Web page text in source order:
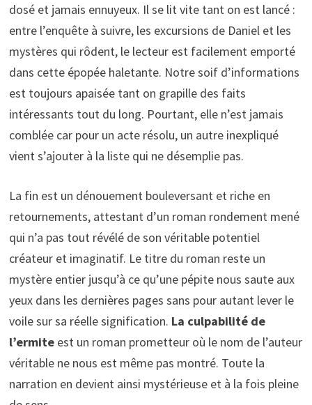
dosé et jamais ennuyeux. Il se lit vite tant on est lancé :
entre l’enquête à suivre, les excursions de Daniel et les
mystères qui rôdent, le lecteur est facilement emporté
dans cette épopée haletante. Notre soif d’informations
est toujours apaisée tant on grapille des faits
intéressants tout du long. Pourtant, elle n’est jamais
comblée car pour un acte résolu, un autre inexpliqué
vient s’ajouter à la liste qui ne désemplie pas.
La fin est un dénouement bouleversant et riche en
retournements, attestant d’un roman rondement mené
qui n’a pas tout révélé de son véritable potentiel
créateur et imaginatif. Le titre du roman reste un
mystère entier jusqu’à ce qu’une pépite nous saute aux
yeux dans les dernières pages sans pour autant lever le
voile sur sa réelle signification. La culpabilité de
l’ermite est un roman prometteur où le nom de l’auteur
véritable ne nous est même pas montré. Toute la
narration en devient ainsi mystérieuse et à la fois pleine